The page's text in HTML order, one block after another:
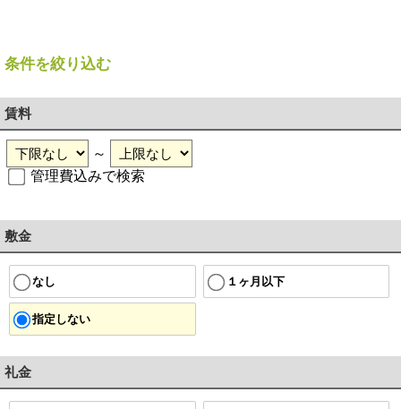
条件を絞り込む
賃料
～
管理費込みで検索
敷金
なし １ヶ月以下
指定しない
礼金